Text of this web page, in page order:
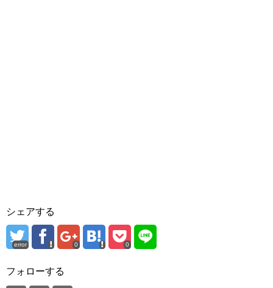
シェアする
error 0 0
フォローする